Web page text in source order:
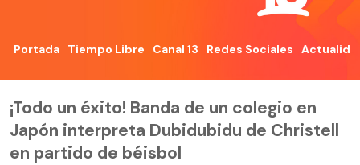
Portada Tiempo Libre Canal 13 Redes Sociales
¡Todo un éxito! Banda de un colegio en
Japón interpreta Dubidubidu de Christell
en partido de béisbol